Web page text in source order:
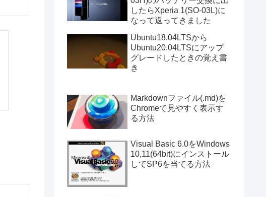
したらXperia 1(SO-03L)に
なって返ってきました
Ubuntu18.04LTSから
Ubuntu20.04LTSにアップ
グレードしたときの覚え書
き
Markdownファイル(.md)を
Chromeで見やすく表示す
る方法
Visual Basic 6.0をWindows
10,11(64bit)にインストール
してSP6を当てる方法